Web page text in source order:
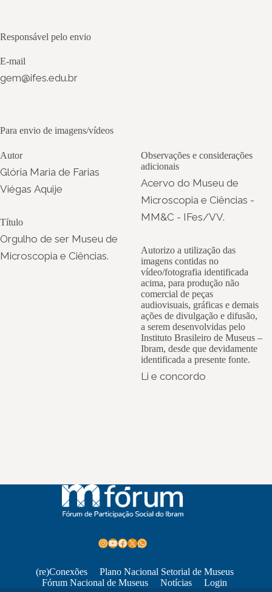
Responsável pelo envio
E-mail
gem@ifes.edu.br
Para envio de imagens/vídeos
Autor
Glória Maria de Farias
Viégas Aquije
Título
Orgulho de ser Museu de
Microscopia e Ciências.
Observações e considerações
adicionais
Acervo do Museu de
Microscopia e Ciências -
MM&C - IFes/VV.
Autorizo a utilização das
imagens contidas no
vídeo/fotografia identificada
acima, para produção não
comercial de peças
audiovisuais, gráficas e demais
ações de divulgação e difusão,
a serem desenvolvidas pelo
Instituto Brasileiro de Museus –
Ibram, desde que devidamente
identificada a presente fonte.
Li e concordo
Instagram
Youtube
Facebook
X WhatsApp
(re)Conexões
Plano Nacional Setorial de Museus
Fórum Nacional de Museus
Notícias Login